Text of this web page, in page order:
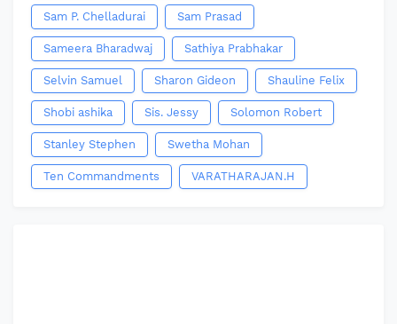
Sam P. Chelladurai Sam Prasad
Sameera Bharadwaj Sathiya Prabhakar
Selvin Samuel Sharon Gideon Shauline Felix
Shobi ashika Sis. Jessy Solomon Robert
Stanley Stephen Swetha Mohan
Ten Commandments VARATHARAJAN.H